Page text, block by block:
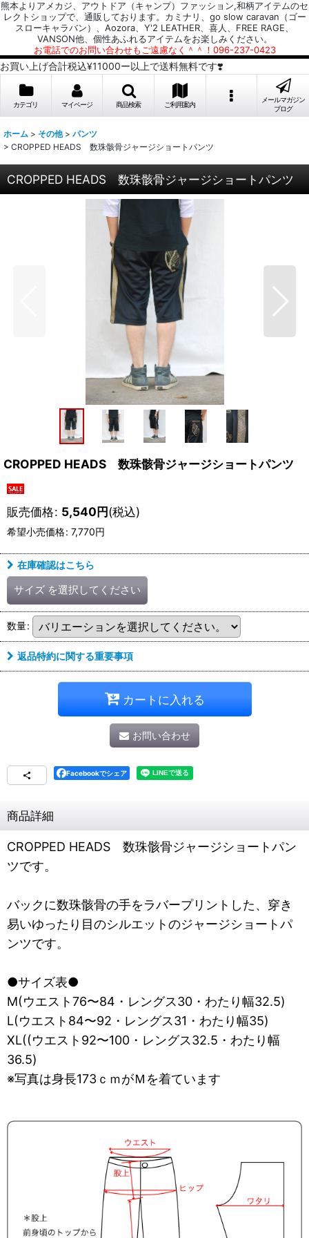
熊本よりアメカジ、アウトドア（キャンプ）ファッション,和柄アイテムのセ
レクトショップで、通販しております。カミナリ、go slow caravan（ゴー
スローキャラバン）、Aozora、Y'2 LEATHER、喜人、FREE RAGE、
VANSON他、個性あふれるアイテムをお楽しみください。
お電話でのお問い合わせもご遠慮なく＾＾！096-237-0423
お買い上げ合計税込¥11000ー以上で送料無料です❣️
カテゴリ マイページ 商品検索 ご利用案内
メールマガジン
ブログ
ホーム > その他 > パンツ
> CROPPED HEADS 数珠骸骨ジャージショートパンツ
CROPPED HEADS 数珠骸骨ジャージショートパンツ
CROPPED HEADS 数珠骸骨ジャージショートパンツ
販売価格: 5,540円(税込)
希望小売価格: 7,770円
在庫確認はこちら
サイズ を選択してください
数量:
返品特約に関する重要事項
カートに入れる
お問い合わせ
Facebookでシェア
商品詳細
CROPPED HEADS 数珠骸骨ジャージショートパン
ツです。
バックに数珠骸骨の手をラバープリントした、穿き
易いゆったり目のシルエットのジャージショートパ
ンツです。
●サイズ表●
M(ウエスト76〜84・レングス30・わたり幅32.5)
L(ウエスト84〜92・レングス31・わたり幅35)
XL((ウエスト92〜100・レングス32.5・わたり幅
36.5)
※写真は身長173ｃｍがＭを着ています